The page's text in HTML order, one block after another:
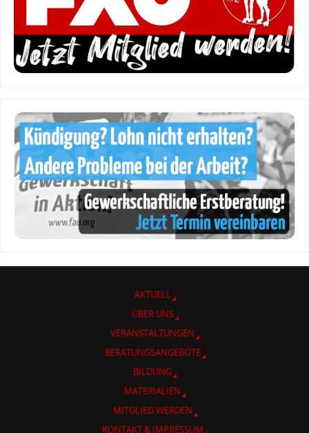
AKTUELL
ÜBER UNS
VERANSTALTUNGEN
BERATUNGSANGEBOTE
BILDUNG
MATERIALIEN
MITGLIED WERDEN
KONTAKT & IMPRESSUM